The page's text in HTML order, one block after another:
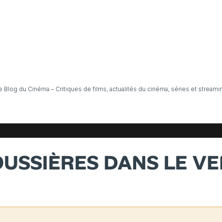
Blog du Cinéma – Critiques de films, actualités du cinéma, séries et
DANS LE